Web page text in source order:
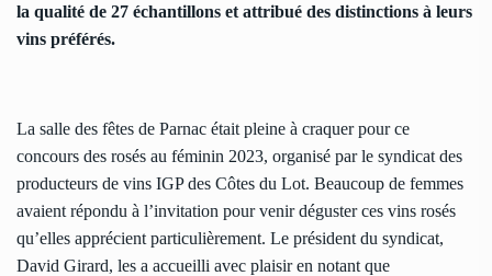
la qualité de 27 échantillons et attribué des distinctions à leurs
vins préférés.
La salle des fêtes de Parnac était pleine à craquer pour ce
concours des rosés au féminin 2023, organisé par le syndicat des
producteurs de vins IGP des Côtes du Lot. Beaucoup de femmes
avaient répondu à l’invitation pour venir déguster ces vins rosés
qu’elles apprécient particulièrement. Le président du syndicat,
David Girard, les a accueilli avec plaisir en notant que